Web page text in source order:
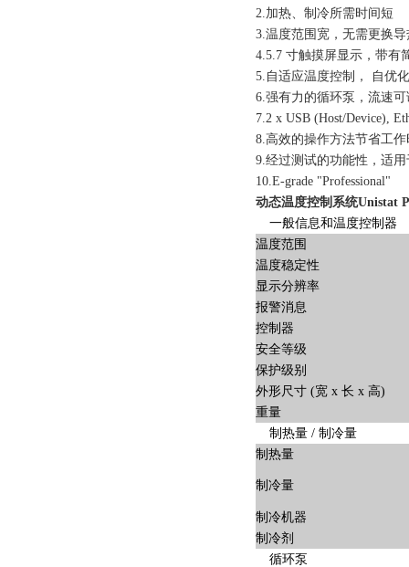
2.加热、制冷所需时间短
3.温度范围宽，无需更换
4.5.7 寸触摸屏显示，带
5.自适应温度控制， 自
6.强有力的循环泵，流速
7.2 x USB (Host/Device),
8.高效的操作方法节省工
9.经过测试的功能性，适
10.E-grade "Professional"
动态温度控制系统Unistat
一般信息和温度控制器
温度范围
温度稳定性
显示分辨率
报警消息
控制器
安全等级
保护级别
外形尺寸 (宽 x 长 x 高)
重量
制热量 / 制冷量
制热量
制冷量
制冷机器
制冷剂
循环泵